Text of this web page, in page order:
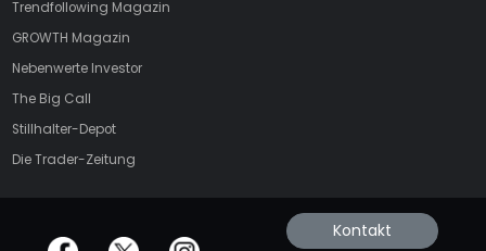
Trendfollowing Magazin
GROWTH Magazin
Nebenwerte Investor
The Big Call
Stillhalter-Depot
Die Trader-Zeitung
offizielle Social Media-Accounts Kontakt